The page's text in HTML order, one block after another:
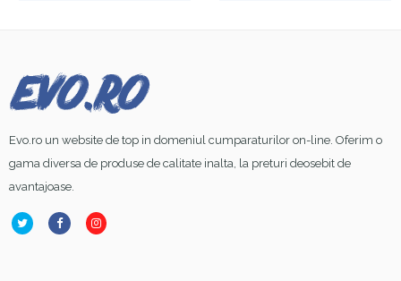
Evo.ro un website de top in domeniul cumparaturilor on-line. Oferim o
gama diversa de produse de calitate inalta, la preturi deosebit de
avantajoase.